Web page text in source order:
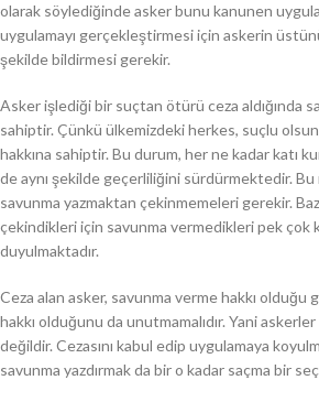
olarak söylediğinde asker bunu kanunen
uygulamayı gerçekleştirmesi için askerin
şekilde bildirmesi gerekir.
Asker işlediği bir suçtan ötürü ceza aldığında
sahiptir. Çünkü ülkemizdeki herkes, suçlu olsun
hakkına sahiptir. Bu durum, her ne kadar katı
de aynı şekilde geçerliliğini sürdürmektedir.
savunma yazmaktan çekinmemeleri gerekir.
çekindikleri için savunma vermedikleri pek çok
duyulmaktadır.
Ceza alan asker, savunma verme hakkı olduğu
hakkı olduğunu da unutmamalıdır. Yani
değildir. Cezasını kabul edip uygulamaya
savunma yazdırmak da bir o kadar saçma bir